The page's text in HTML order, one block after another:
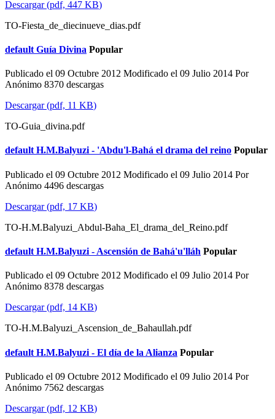
Descargar(pdf, 447 KB)
TO-Fiesta_de_diecinueve_dias.pdf
default Guía Divina Popular
Publicado el 09 Octubre 2012 Modificado el 09 Julio 2014 Por
Anónimo 8370 descargas
Descargar(pdf, 11 KB)
TO-Guia_divina.pdf
default H.M.Balyuzi - 'Abdu'l-Bahá el drama del reino Popular
Publicado el 09 Octubre 2012 Modificado el 09 Julio 2014 Por
Anónimo 4496 descargas
Descargar(pdf, 17 KB)
TO-H.M.Balyuzi_Abdul-Baha_El_drama_del_Reino.pdf
default H.M.Balyuzi - Ascensión de Bahá'u'lláh Popular
Publicado el 09 Octubre 2012 Modificado el 09 Julio 2014 Por
Anónimo 8378 descargas
Descargar(pdf, 14 KB)
TO-H.M.Balyuzi_Ascension_de_Bahaullah.pdf
default H.M.Balyuzi - El día de la Alianza Popular
Publicado el 09 Octubre 2012 Modificado el 09 Julio 2014 Por
Anónimo 7562 descargas
Descargar(pdf, 12 KB)